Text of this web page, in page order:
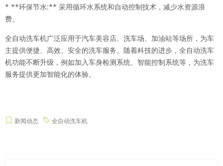
* **环保节水:** 采用循环水系统和自动控制技术，减少水资源浪
费。
全自动洗车机广泛应用于汽车美容店、洗车场、加油站等场所，为车
主提供便捷、高效、安全的洗车服务。随着科技的进步，全自动洗车
机功能不断升级，例如加入车身检测系统、智能控制系统等，为洗车
服务提供更加智能化的体验。
新闻动态 全自动洗车机